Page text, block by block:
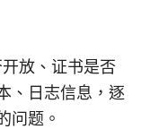
放、证书是否
、日志信息，逐
问题。